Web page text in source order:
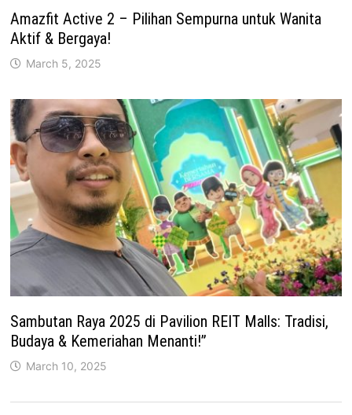
Amazfit Active 2 – Pilihan Sempurna untuk Wanita
Aktif & Bergaya!
March 5, 2025
Sambutan Raya 2025 di Pavilion REIT Malls: Tradisi,
Budaya & Kemeriahan Menanti!”
March 10, 2025